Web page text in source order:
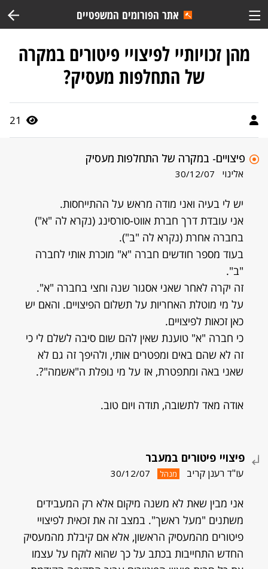
אתר הפורומים המשפטיים
מהן זכויותיי לפיצויי פיטורים במקרה
של התחלפות מעסיק?
21
פיצויים- במקרה של התחלפות מעסיק
אלינוי 30/12/07
יש לי בעיה ואני מודה מראש על ההתייחסות.
אני עובדת דרך חברת אווט-סורסינג (נקרא לה "א")
בחברה אחרת (נקרא לה "ב").
בעוד מספר חודשים חברה "א" מוכרת אותי לחברה
"ב".
זה יקרה לאחר שאני אסגור שנה וחצי בחברה "א".
על מי מוטלת האחריות על תשלום הפיצויים. והאם יש
כאן זכאות לפיצויים.
כי חברה "א" טוענת שאין להם שום סיבה לשלם לי כי
זה לא שהם באים ומפטרים אותי, ולהיפך זה גם לא
שאני באה ומתפטרת, אז על מי נופלת ה"אשמה"?.
אודה מאד לתשובה, תודה ויום טוב.
פיצויי פיטורים במעבר
עו"ד רענן קריב מנהל 30/12/07
אני מבין שאת לא משנה מיקום אלא רק המעבידים
משתנים "מעל ראשך". במצב זה את זכאית לפיצויי
פיטורים מהמעסיק הראשון, אלא אם קיבלת מהמעסיק
החדש התחייבות בכתב על כך שהוא לוקח על עצמו